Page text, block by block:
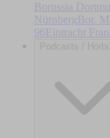
Borussia
Nürnberg Bor.
96Eintracht
Podcasts /